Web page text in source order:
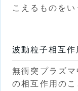
こえるものをい
波動粒子相互作
無衝突プラズ
の相互作用の